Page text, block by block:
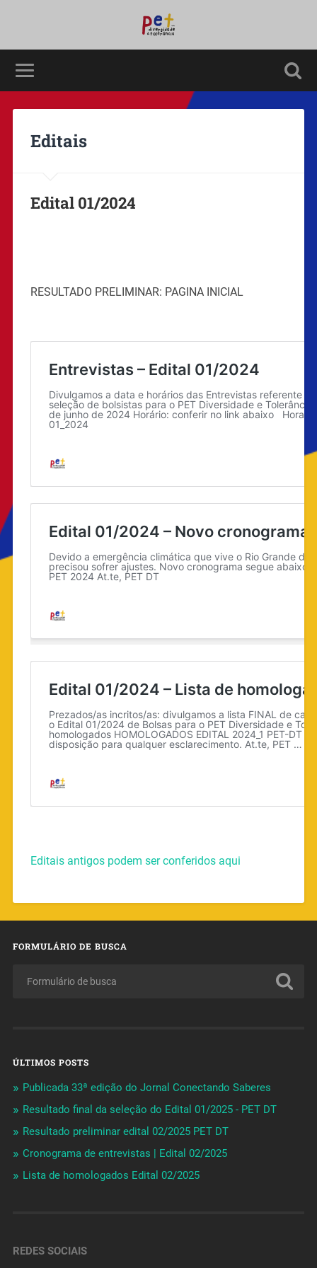
Editais
Edital 01/2024
RESULTADO PRELIMINAR: PAGINA INICIAL
Editais antigos podem ser conferidos aqui
FORMULÁRIO DE BUSCA
ÚLTIMOS POSTS
Publicada 33ª edição do Jornal Conectando Saberes
Resultado final da seleção do Edital 01/2025 - PET DT
Resultado preliminar edital 02/2025 PET DT
Cronograma de entrevistas | Edital 02/2025
Lista de homologados Edital 02/2025
REDES SOCIAIS